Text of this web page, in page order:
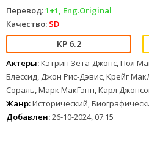
Перевод:1+1, Eng.Original
Качество: SD
6.2
Актеры:Кэтрин Зета-Джонс, Пол
Блессид, Джон Рис-Дэвис, Крейг
Сораль, Марк МакГэнн, Карл
Жанр:Исторический,
Добавлен:26-10-2024, 07:15